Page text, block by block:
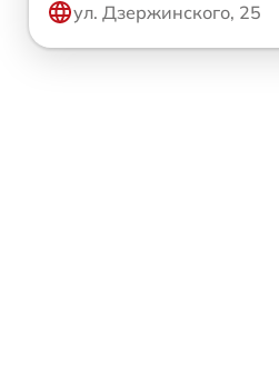
ул. Дзержинского, 25